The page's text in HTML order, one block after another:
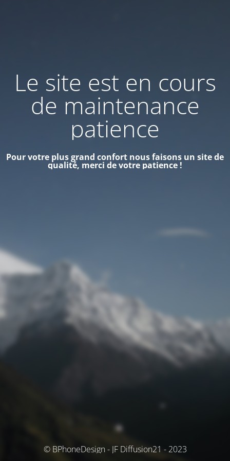
Le site est en cours
de maintenance
patience
Pour votre plus grand confort nous faisons un site de
qualité, merci de votre patience !
© BPhoneDesign - JF Diffusion21 - 2023